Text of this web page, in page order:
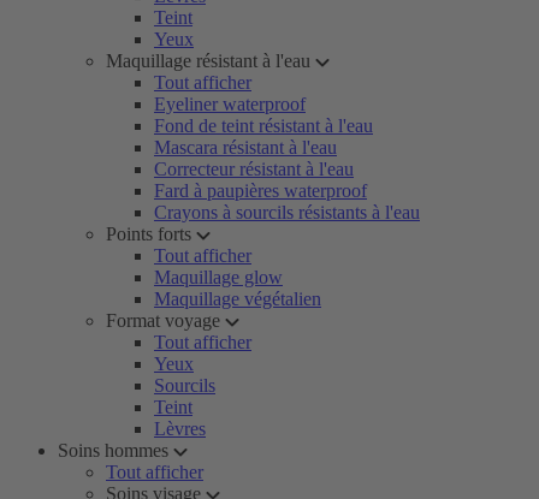
Teint
Yeux
Maquillage résistant à l'eau
Tout afficher
Eyeliner waterproof
Fond de teint résistant à l'eau
Mascara résistant à l'eau
Correcteur résistant à l'eau
Fard à paupières waterproof
Crayons à sourcils résistants à l'eau
Points forts
Tout afficher
Maquillage glow
Maquillage végétalien
Format voyage
Tout afficher
Yeux
Sourcils
Teint
Lèvres
Soins hommes
Tout afficher
Soins visage